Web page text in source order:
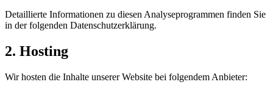
Detaillierte Informationen zu diesen Analyseprogrammen finden Sie
in der folgenden Datenschutzerklärung.
2. Hosting
Wir hosten die Inhalte unserer Website bei folgendem Anbieter: